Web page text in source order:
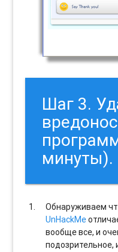
Шаг 3.
минуты).
Обнаруживаем
UnHackMe
вообще все, и
подозрительное,